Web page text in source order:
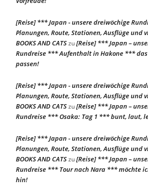
[Reise] *** Japan - unsere dreiwöchige
Planungen, Route, Stationen, Ausflüge und
BOOKS AND CATSzu[Reise] *** Japan –
Rundreise *** Aufenthalt in Hakone *** das
passen!
[Reise] *** Japan - unsere dreiwöchige
Planungen, Route, Stationen, Ausflüge und
BOOKS AND CATSzu[Reise] *** Japan –
Rundreise *** Osaka: Tag 1 *** bunt, laut,
[Reise] *** Japan - unsere dreiwöchige
Planungen, Route, Stationen, Ausflüge und
BOOKS AND CATSzu[Reise] *** Japan –
Rundreise *** Tour nach Nara *** möchte
hin!